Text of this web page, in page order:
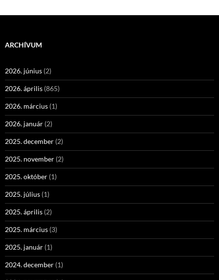
ARCHÍVUM
2026. június (2)
2026. április (865)
2026. március (1)
2026. január (2)
2025. december (2)
2025. november (2)
2025. október (1)
2025. július (1)
2025. április (2)
2025. március (3)
2025. január (1)
2024. december (1)